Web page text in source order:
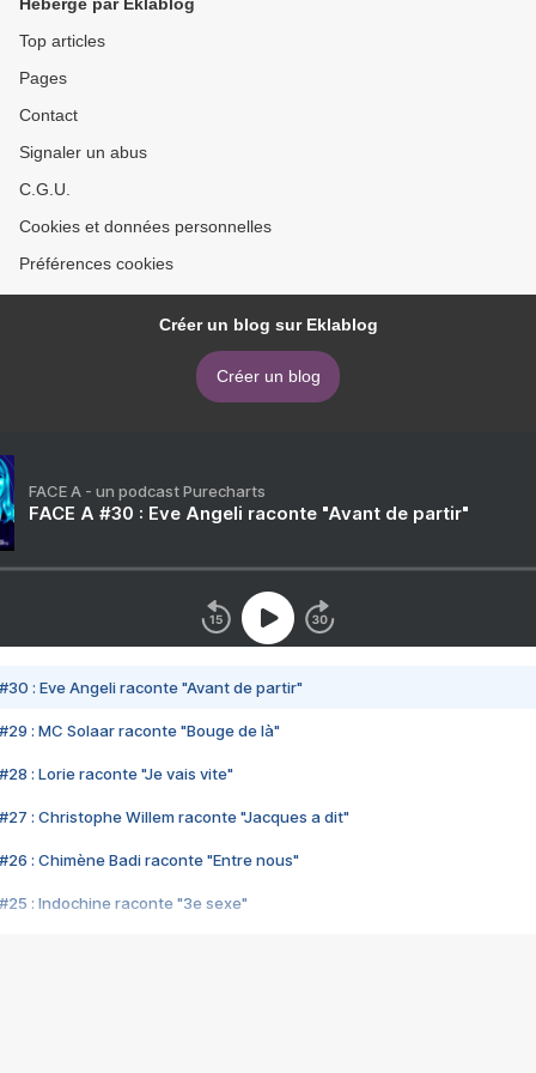
Top articles
Pages
Contact
Signaler un abus
C.G.U.
Cookies et données personnelles
Préférences cookies
Créer un blog sur Eklablog
Créer un blog
FACE A - un podcast Purecharts
FACE A #30 : Eve Angeli raconte "Avant de partir"
#30 : Eve Angeli raconte "Avant de partir"
#29 : MC Solaar raconte "Bouge de là"
#28 : Lorie raconte "Je vais vite"
#27 : Christophe Willem raconte "Jacques a dit"
#26 : Chimène Badi raconte "Entre nous"
#25 : Indochine raconte "3e sexe"